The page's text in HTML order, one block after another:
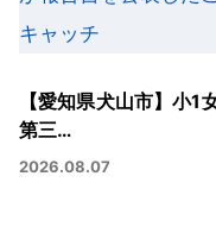
【愛知県犬山市】小
第三…
2026.08.07